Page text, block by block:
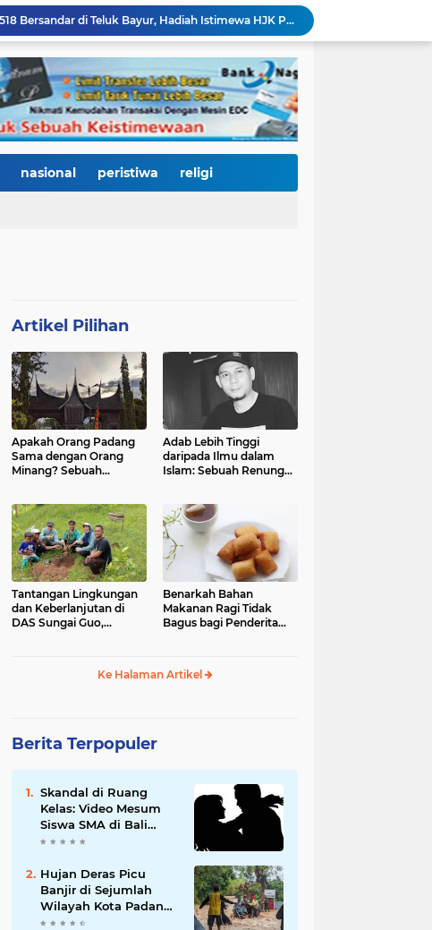
KRI Teluk Kendari-518 Bersandar di Teluk Bayur, Hadiah Istimewa HJK Padang ke-357: Warga Diajak Naik Kapal Perang Gratis
International Symposium Kota Tua Padang Gaungkan Kolaborasi Dunia, Fadly Amran Ajak Selamatkan Batang Arau dan Wujudkan Pariwisata Berkelanjutan
2.334 Peserta Padati Auditorium UNP, Fadly Amran Ajak Dunia Pendidikan Bersatu Wujudkan 'Padang Juara' Berdaya Saing Global
3.000 Mahasiswa Baru UNP Ikuti Police Goes To Campus, Ditlantas Polda Sumbar Tanamkan Budaya Tertib Berlalu Lintas Sejak Hari Pertama Kuliah
Open Ship Kapal Teluk Kendari Diprediksi Diserbu Pengunjung, Trans Padang Ubah Rute Koridor 2 dan 4, Tarif Seluruh Koridor Cuma Rp1
Tak Gentar Medan Ekstrem, Tim Trisula Polres Solok Selatan Sisir Sungai Bangko, Police Line Dipasang di Lokasi Dugaan Tambang Emas Ilegal
Janji Bupati Annisa Mulai Terwujud, Pemkab Dharmasraya Benahi Jalan Pulau Punjung–Kampung Surau Sepanjang 5,6 Kilometer
nasional peristiwa religi
Artikel Pilihan
Apakah Orang Padang
Sama dengan Orang
Minang? Sebuah
Adab Lebih Tinggi
daripada Ilmu dalam
Islam: Sebuah Renungan
Tantangan Lingkungan
dan Keberlanjutan di
DAS Sungai Guo,
Benarkah Bahan
Makanan Ragi Tidak
Bagus bagi Penderita
Ke Halaman Artikel
Berita Terpopuler
Skandal di Ruang
Kelas: Video Mesum
Siswa SMA di Bali
Viral, Hukuman dan
Mengikuti
Hujan Deras Picu
Banjir di Sejumlah
Wilayah Kota Padang,
Warga Dievakuasi dan